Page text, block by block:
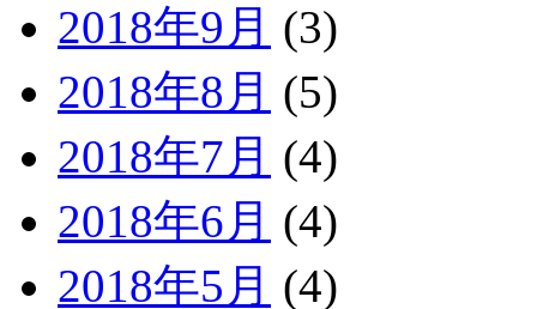
2018年9月 (3)
2018年8月 (5)
2018年7月 (4)
2018年6月 (4)
2018年5月 (4)